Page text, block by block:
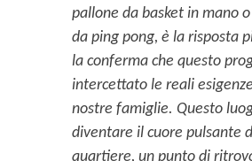
pallone da basket in mano
da ping pong, è la risposta
la conferma che questo
intercettato le reali
nostre famiglie. Questo
diventare il cuore pulsante
quartiere, un punto di